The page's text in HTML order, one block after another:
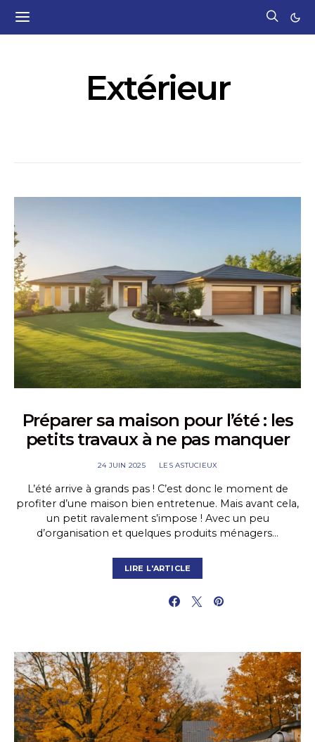
Extérieur
Préparer sa maison pour l’été : les
petits travaux à ne pas manquer
24 JUIN 2025 LES ASTUCIEUX
L’été arrive à grands pas ! C’est donc le moment de
profiter d’une maison bien entretenue. Mais avant cela,
un petit ravalement s’impose ! Avec un peu
d’organisation et quelques produits ménagers…
LIRE L'ARTICLE